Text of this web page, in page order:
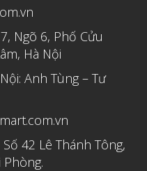
Một 2021
Tháng Mười Hai 2020
Mười Một 2020
Tháng Mười 2020
Tám 2020
Tháng Bảy 2020
Ngõ 6, Phố Cửu
Hà Nội
Anh Tùng – Tư
Số 42 Lê Thánh Tông,
Phòng.